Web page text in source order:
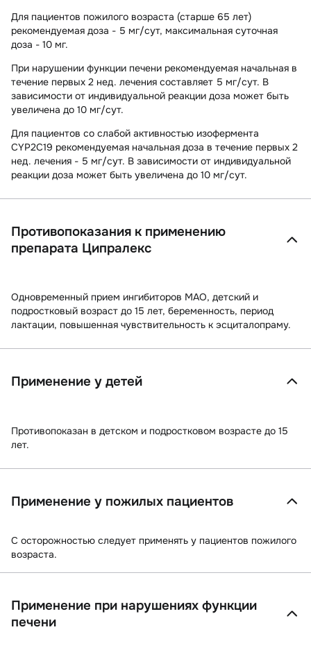
Для пациентов пожилого возраста (старше 65 лет)
рекомендуемая доза - 5 мг/сут, максимальная суточная
доза - 10 мг.
При нарушении функции печени рекомендуемая начальная в
течение первых 2 нед. лечения составляет 5 мг/сут. В
зависимости от индивидуальной реакции доза может быть
увеличена до 10 мг/сут.
Для пациентов со слабой активностью изофермента
CYP2C19 рекомендуемая начальная доза в течение первых 2
нед. лечения - 5 мг/сут. В зависимости от индивидуальной
реакции доза может быть увеличена до 10 мг/сут.
Противопоказания к применению
препарата Ципралекс
Одновременный прием ингибиторов МАО, детский и
подростковый возраст до 15 лет, беременность, период
лактации, повышенная чувствительность к эсциталопраму.
Применение у детей
Противопоказан в детском и подростковом возрасте до 15
лет.
Применение у пожилых пациентов
C осторожностью следует применять у пациентов пожилого
возраста.
Применение при нарушениях функции
печени